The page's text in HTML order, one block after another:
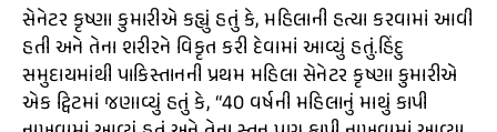
સેનેટર કૃષ્ણા કુમારીએ કહ્યું હતું કે, મહિલાની હત્યા કરવામાં આવી
હતી અને તેના શરીરને વિકૃત કરી દેવામાં આવ્યું હતું.હિંદુ
સમુદાયમાંથી પાકિસ્તાનની પ્રથમ મહિલા સેનેટર કૃષ્ણા કુમારીએ
એક ટ્વિટમાં જણાવ્યું હતું કે, “40 વર્ષની મહિલાનું માથું કાપી